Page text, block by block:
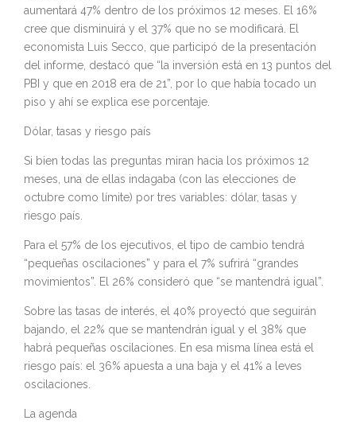
aumentará 47% dentro de los próximos 12 meses. El 16%
cree que disminuirá y el 37% que no se modificará. El
economista Luis Secco, que participó de la presentación
del informe, destacó que “la inversión está en 13 puntos del
PBI y que en 2018 era de 21”, por lo que había tocado un
piso y ahí se explica ese porcentaje.
Dólar, tasas y riesgo país
Si bien todas las preguntas miran hacia los próximos 12
meses, una de ellas indagaba (con las elecciones de
octubre como límite) por tres variables: dólar, tasas y
riesgo país.
Para el 57% de los ejecutivos, el tipo de cambio tendrá
“pequeñas oscilaciones” y para el 7% sufrirá “grandes
movimientos”. El 26% consideró que “se mantendrá igual”.
Sobre las tasas de interés, el 40% proyectó que seguirán
bajando, el 22% que se mantendrán igual y el 38% que
habrá pequeñas oscilaciones. En esa misma línea está el
riesgo país: el 36% apuesta a una baja y el 41% a leves
oscilaciones.
La agenda